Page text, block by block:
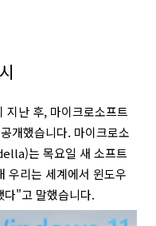
난 후, 마이크로소프트
개했습니다. 마이크로소
는 목요일 새 소프트
우리는 세계에서 윈도우
다"고 말했습니다.